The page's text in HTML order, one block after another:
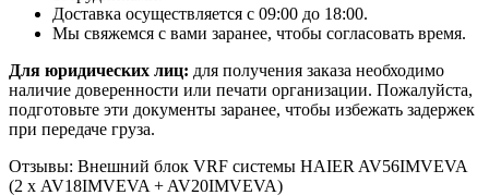
Доставка осуществляется с 09:00 до 18:00.
Мы свяжемся с вами заранее, чтобы согласовать время.
Для юридических лиц: для получения заказа необходимо
наличие доверенности или печати организации. Пожалуйста,
подготовьте эти документы заранее, чтобы избежать задержек
при передаче груза.
Отзывы: Внешний блок VRF системы HAIER AV56IMVEVA
(2 х AV18IMVEVA + AV20IMVEVA)